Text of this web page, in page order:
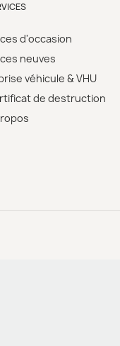
d'occasion
neuves
véhicule & VHU
de destruction